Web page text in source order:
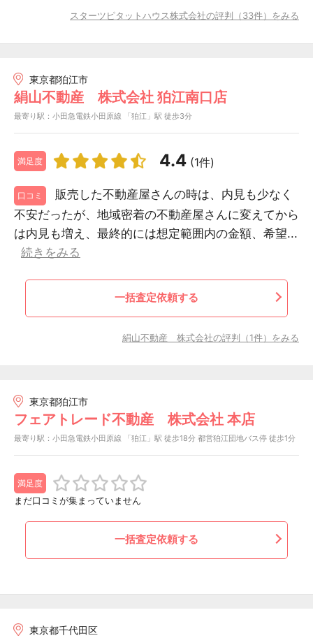
スターツピタットハウス株式会社の評判（33件）をみる
東京都狛江市
絹山不動産 株式会社 狛江南口店
最寄り駅：小田急電鉄小田原線 「狛江」駅 徒歩3分
満足度 4.4 (1件)
口コミ
販売した不動産屋さんの時は、内見も少なく
不安だったが、地域密着の不動産屋さんに変えてから
は内見も増え、最終的には想定範囲内の金額、希望...
続きをみる
一括査定依頼する
絹山不動産 株式会社の評判（1件）をみる
東京都狛江市
フェアトレード不動産 株式会社 本店
最寄り駅：小田急電鉄小田原線 「狛江」駅 徒歩18分 都営狛江団地バス停 徒歩1分
満足度
まだ口コミが集まっていません
一括査定依頼する
東京都千代田区